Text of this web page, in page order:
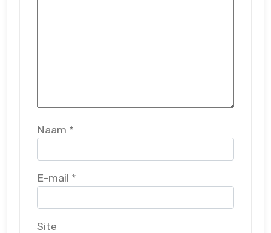
Naam *
E-mail *
Site